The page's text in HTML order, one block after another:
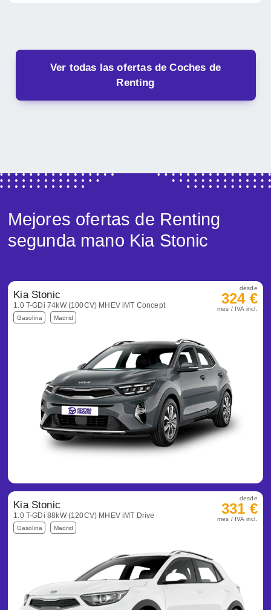
Ver todas las ofertas de Coches de
Renting
Mejores ofertas de Renting
segunda mano Kia Stonic
Kia Stonic
1.0 T-GDi 74kW (100CV) MHEV iMT Concept
Gasolina Madrid
desde
324 €
mes / IVA incl.
Kia Stonic
1.0 T-GDi 88kW (120CV) MHEV iMT Drive
Gasolina Madrid
desde
331 €
mes / IVA incl.